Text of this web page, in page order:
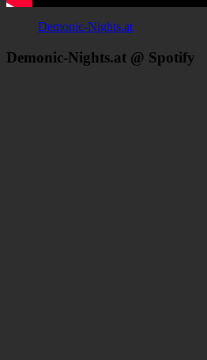
Demonic-Nights.at
Demonic-Nights.at @ Spotify